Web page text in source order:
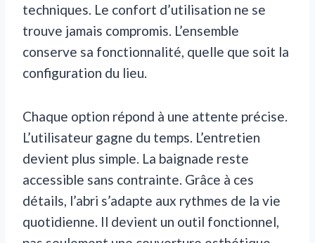
techniques. Le confort d’utilisation ne se
trouve jamais compromis. L’ensemble
conserve sa fonctionnalité, quelle que soit la
configuration du lieu.
Chaque option répond à une attente précise.
L’utilisateur gagne du temps. L’entretien
devient plus simple. La baignade reste
accessible sans contrainte. Grâce à ces
détails, l’abri s’adapte aux rythmes de la vie
quotidienne. Il devient un outil fonctionnel,